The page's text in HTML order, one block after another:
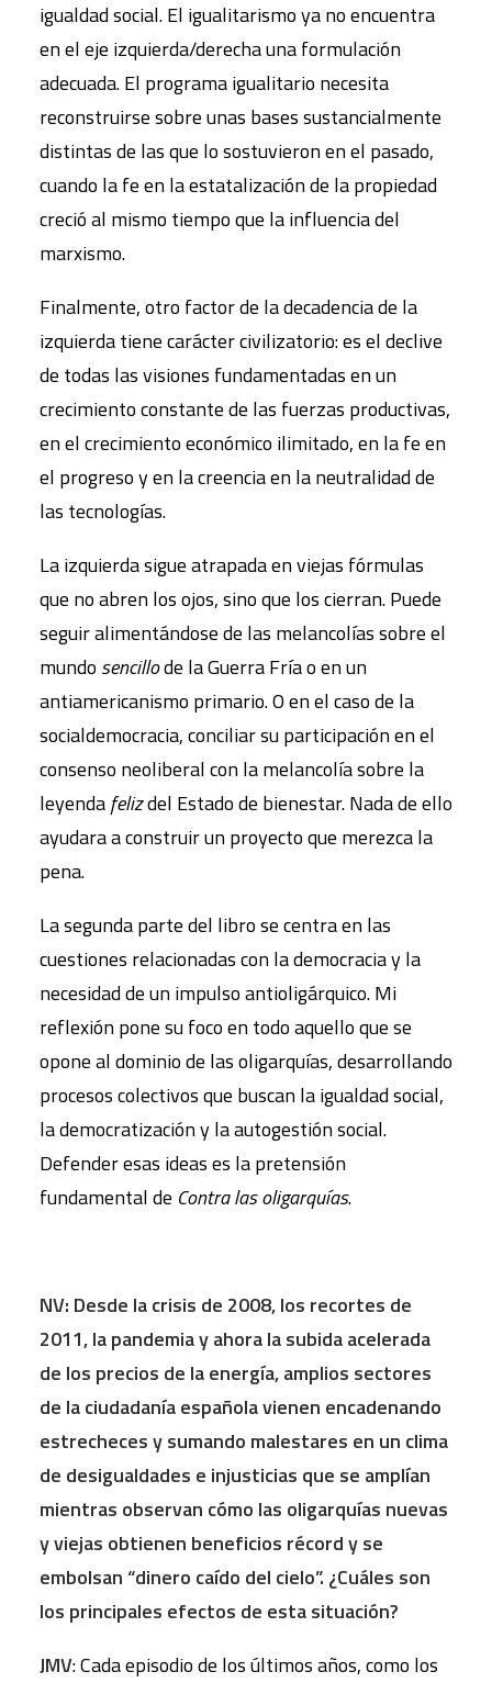
igualdad social. El igualitarismo ya no encuentra
en el eje izquierda/derecha una formulación
adecuada. El programa igualitario necesita
reconstruirse sobre unas bases sustancialmente
distintas de las que lo sostuvieron en el pasado,
cuando la fe en la estatalización de la propiedad
creció al mismo tiempo que la influencia del
marxismo.
Finalmente, otro factor de la decadencia de la
izquierda tiene carácter civilizatorio: es el declive
de todas las visiones fundamentadas en un
crecimiento constante de las fuerzas productivas,
en el crecimiento económico ilimitado, en la fe en
el progreso y en la creencia en la neutralidad de
las tecnologías.
La izquierda sigue atrapada en viejas fórmulas
que no abren los ojos, sino que los cierran. Puede
seguir alimentándose de las melancolías sobre el
mundo sencillode la Guerra Fría o en un
antiamericanismo primario. O en el caso de la
socialdemocracia, conciliar su participación en el
consenso neoliberal con la melancolía sobre la
leyendafelizdel Estado de bienestar. Nada de ello
ayudara a construir un proyecto que merezca la
pena.
La segunda parte del libro se centra en las
cuestiones relacionadas con la democracia y la
necesidad de un impulso antioligárquico. Mi
reflexión pone su foco en todo aquello que se
opone al dominio de las oligarquías, desarrollando
procesos colectivos que buscan la igualdad social,
la democratización y la autogestión social.
Defender esas ideas es la pretensión
fundamental de Contra las oligarquías.
NV: Desde la crisis de 2008, los recortes de
2011, la pandemia y ahora la subida acelerada
de los precios de la energía, amplios sectores
de la ciudadanía española vienen encadenando
estrecheces y sumando malestares en un clima
de desigualdades e injusticias que se amplían
mientras observan cómo las oligarquías nuevas
y viejas obtienen beneficios récord y se
embolsan “dinero caído del cielo”. ¿Cuáles son
los principales efectos de esta situación?
JMV: Cada episodio de los últimos años, como los